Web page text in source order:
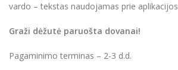
vardo – tekstas naudojamas prie aplikacijos
Graži dėžutė paruošta dovanai!
Pagaminimo terminas – 2-3 d.d.